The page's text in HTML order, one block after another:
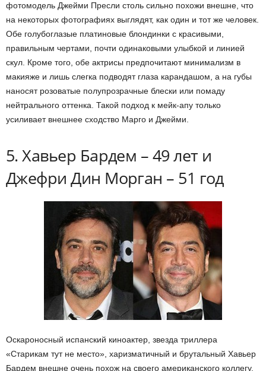
фотомодель Джейми Пресли столь сильно похожи внешне, что
на некоторых фотографиях выглядят, как один и тот же человек.
Обе голубоглазые платиновые блондинки с красивыми,
правильным чертами, почти одинаковыми улыбкой и линией
скул. Кроме того, обе актрисы предпочитают минимализм в
макияже и лишь слегка подводят глаза карандашом, а на губы
наносят розоватые полупрозрачные блески или помаду
нейтрального оттенка. Такой подход к мейк-апу только
усиливает внешнее сходство Марго и Джейми.
5. Хавьер Бардем – 49 лет и
Джефри Дин Морган – 51 год
Оскароносный испанский киноактер, звезда триллера
«Старикам тут не место», харизматичный и брутальный Хавьер
Бардем внешне очень похож на своего американского коллегу,